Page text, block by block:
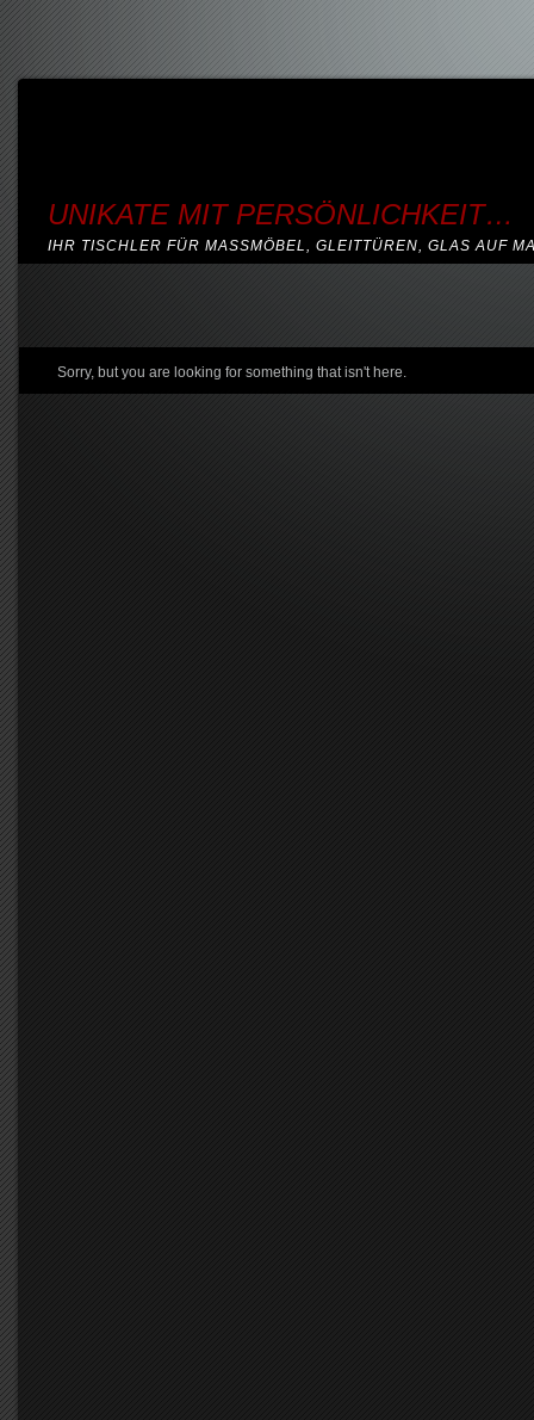
UNIKATE MIT PERSÖNLICHKEIT…
IHR TISCHLER FÜR MASSMÖBEL, GLEITTÜREN, GLAS AUF
Sorry, but you are looking for something that isn't here.